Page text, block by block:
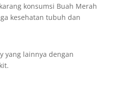
konsumsi Buah Merah
kesehatan tubuh dan
yang lainnya dengan